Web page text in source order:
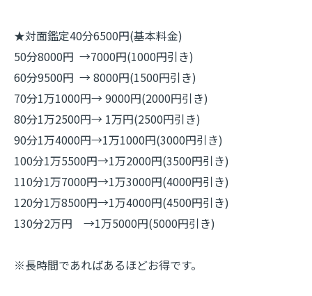
★対面鑑定40分6500円(基本料金)
50分8000円 →7000円(1000円引き)
60分9500円 → 8000円(1500円引き)
70分1万1000円→ 9000円(2000円引き)
80分1万2500円→ 1万円(2500円引き)
90分1万4000円→1万1000円(3000円引き)
100分1万5500円→1万2000円(3500円引き)
110分1万7000円→1万3000円(4000円引き)
120分1万8500円→1万4000円(4500円引き)
130分2万円 →1万5000円(5000円引き)
※長時間であればあるほどお得です。